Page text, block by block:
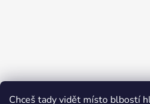
Chceš tady vidět místo blbostí